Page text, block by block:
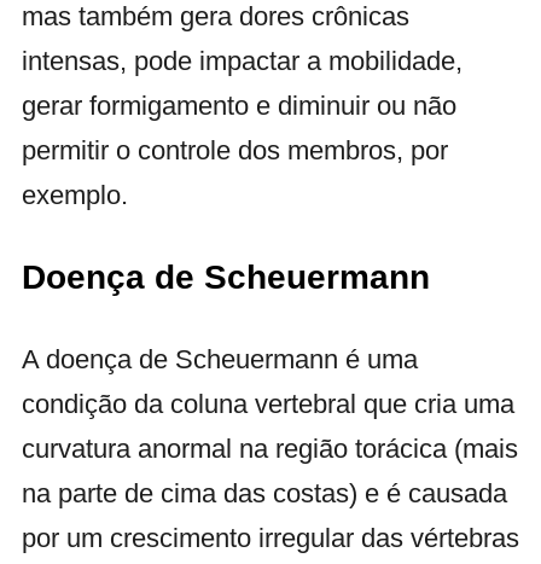
mas também gera dores crônicas
intensas, pode impactar a mobilidade,
gerar formigamento e diminuir ou não
permitir o controle dos membros, por
exemplo.
Doença de Scheuermann
A doença de Scheuermann é uma
condição da coluna vertebral que cria uma
curvatura anormal na região torácica (mais
na parte de cima das costas) e é causada
por um crescimento irregular das vértebras